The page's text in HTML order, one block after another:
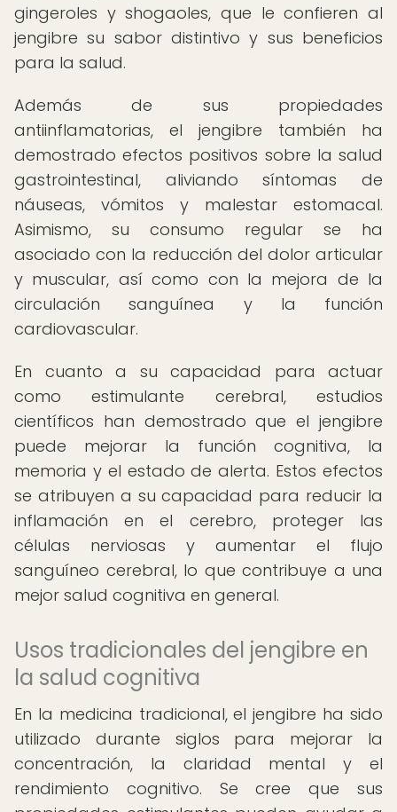
gingeroles y shogaoles, que le confieren al
jengibre su sabor distintivo y sus beneficios
para la salud.
Además de sus propiedades
antiinflamatorias, el jengibre también ha
demostrado efectos positivos sobre la salud
gastrointestinal, aliviando síntomas de
náuseas, vómitos y malestar estomacal.
Asimismo, su consumo regular se ha
asociado con la reducción del dolor articular
y muscular, así como con la mejora de la
circulación sanguínea y la función
cardiovascular.
En cuanto a su capacidad para actuar
como estimulante cerebral, estudios
científicos han demostrado que el jengibre
puede mejorar la función cognitiva, la
memoria y el estado de alerta. Estos efectos
se atribuyen a su capacidad para reducir la
inflamación en el cerebro, proteger las
células nerviosas y aumentar el flujo
sanguíneo cerebral, lo que contribuye a una
mejor salud cognitiva en general.
Usos tradicionales del jengibre en
la salud cognitiva
En la medicina tradicional, el jengibre ha sido
utilizado durante siglos para mejorar la
concentración, la claridad mental y el
rendimiento cognitivo. Se cree que sus